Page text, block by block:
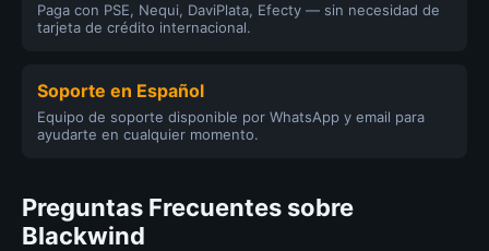
Paga con PSE, Nequi, DaviPlata, Efecty — sin necesidad de
tarjeta de crédito internacional.
Soporte en Español
Equipo de soporte disponible por WhatsApp y email para
ayudarte en cualquier momento.
Preguntas Frecuentes sobre
Blackwind